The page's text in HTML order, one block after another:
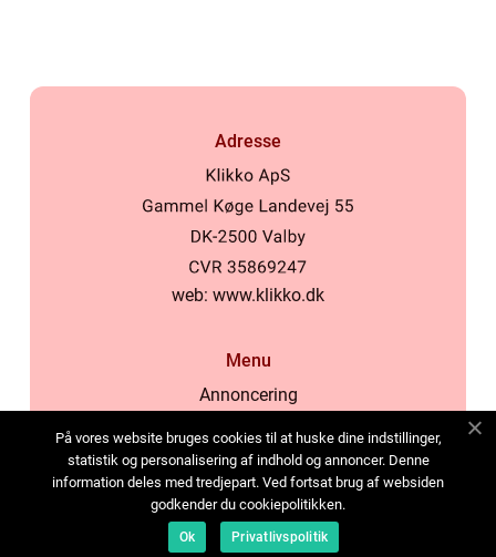
Adresse
web: www.klikko.dk
Menu
Annoncering
Cookies
Kontakt os
Sitemap
På vores website bruges cookies til at huske dine indstillinger,
statistik og personalisering af indhold og annoncer. Denne
information deles med tredjepart. Ved fortsat brug af websiden
godkender du cookiepolitikken.
Ok Privatlivspolitik